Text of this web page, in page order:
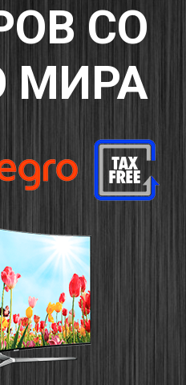
СО
МИРА